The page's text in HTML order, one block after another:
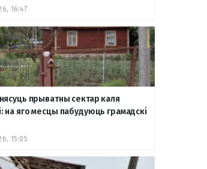
o g r
a
b а
к
16:47
прыватны сектар каля
на яго месцы пабудуюць грамадскі
15:05